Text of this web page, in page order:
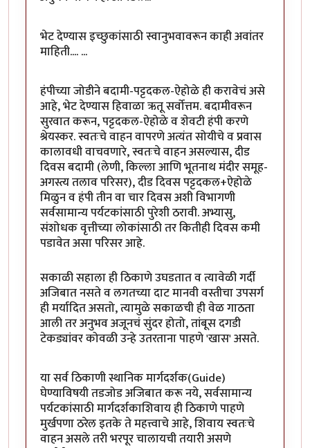
भेट देण्यास इच्छुकांसाठी स्वानुभवावरून काही अवांतर
माहिती.... ...
हंपीच्या जोडीने बदामी-पट्टदकल-ऐहोळे ही करावेचं असे
आहे, भेट देण्यास हिवाळा ऋतू सर्वोत्तम. बदामीवरून
सुरवात करून, पट्टदकल-ऐहोळे व शेवटी हंपी करणे
श्रेयस्कर. स्वतःचे वाहन वापरणे अत्यंत सोयीचे व प्रवास
कालावधी वाचवणारे, स्वतःचे वाहन असल्यास, दीड
दिवस बदामी (लेणी, किल्ला आणि भूतनाथ मंदीर समूह-
अगस्त्य तलाव परिसर), दीड दिवस पट्टदकल+ऐहोळे
मिळुन व हंपी तीन वा चार दिवस अशी विभागणी
सर्वसामान्य पर्यटकांसाठी पुरेशी ठरावी. अभ्यासु,
संशोधक वृत्तीच्या लोकांसाठी तर कितीही दिवस कमी
पडावेत असा परिसर आहे.
सकाळी सहाला ही ठिकाणे उघडतात व त्यावेळी गर्दी
अजिबात नसते व लगतच्या दाट मानवी वस्तीचा उपसर्ग
ही मर्यादित असतो, त्यामुळे सकाळची ही वेळ गाठता
आली तर अनुभव अजूनचं सुंदर होतो, तांबूस दगडी
टेकड्यांवर कोवळी उन्हे उतरताना पाहणे 'खास' असते.
या सर्व ठिकाणी स्थानिक मार्गदर्शक(Guide)
घेण्याविषयी तडजोड अजिबात करू नये, सर्वसामान्य
पर्यटकांसाठी मार्गदर्शकाशिवाय ही ठिकाणे पाहणे
मुर्खपणा ठरेल इतके ते महत्त्वाचे आहे, शिवाय स्वतःचे
वाहन असले तरी भरपूर चालायची तयारी असणे